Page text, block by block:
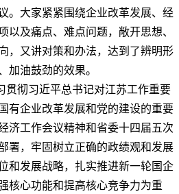
。大家紧紧围绕企业改革发展、经
以及痛点、难点问题，敞开思想、
，又讲对策和办法，达到了辨明形
加油鼓劲的效果。
贯彻习近平总书记对江苏工作重要
有企业改革发展和党的建设的重要
济工作会议精神和省委十四届五次
署，牢固树立正确的政绩观和发展
和发展战略，扎实推进新一轮国企
核心功能和提高核心竞争力为重